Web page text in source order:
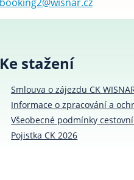
Ke stažení
Smlouva o zájezdu CK
Informace o zpracování a
Všeobecné podmínky
Pojistka CK 2026